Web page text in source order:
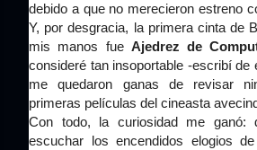
debido a que no merecieron estreno
Y, por desgracia, la primera cinta de
mis manos fue Ajedrez de
consideré tan insoportable -escribí de
me quedaron ganas de revisar
primeras películas del cineasta
Con todo, la curiosidad me ganó:
escuchar los encendidos elogios